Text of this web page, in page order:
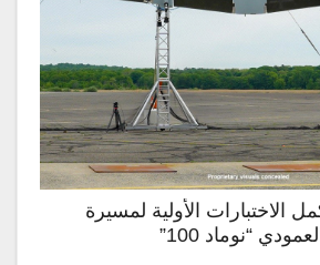
الاختبارات الأولية لمسيرة
“نوماد 100”